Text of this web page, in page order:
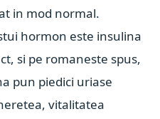
in mod normal.
hormon este insulina
si pe romaneste spus,
pun piedici uriase
vitalitatea